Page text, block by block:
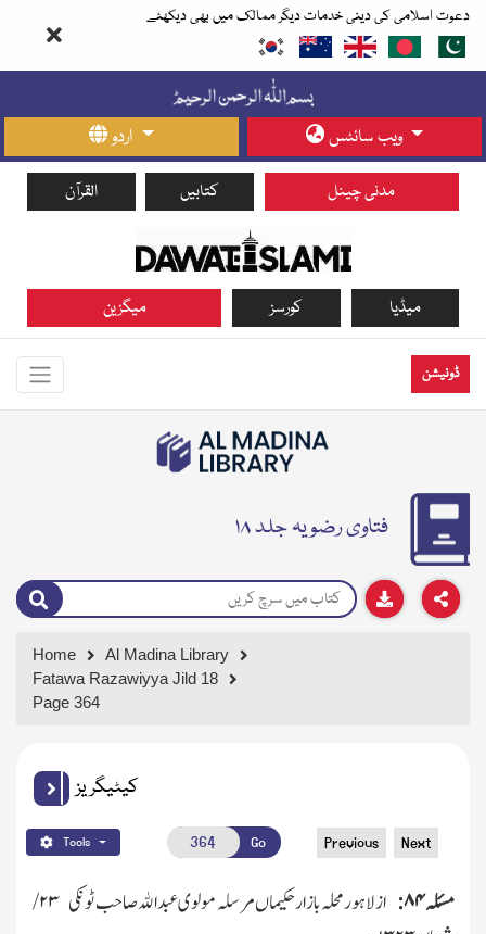
دعوت اسلامی کی دینی خدمات دیگر ممالک میں بھی دیکھئے
اردو ویب سائٹس
القرآن کتابیں مدنی چینل
میگزین کورسز میڈیا
ڈونیشن
فتاوی رضویہ جلد ۱۸
Home
Al Madina Library
Fatawa Razawiyya Jild 18
Page 364
کیٹیگریز
Tools Go Previous Next
مسئلہ۸۴: ازلاہور محلہ بازارحکیماں مرسلہ مولوی عبداﷲ صاحب ٹونکی ۲۳/